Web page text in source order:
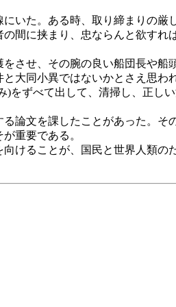
た。ある時、取り締まりの厳
間に挟まり、忠ならんと欲す
せ、その腕の良い船団長や船
大同小異ではないかとさえ思われ
ずべて出して、清掃し、正し
文を課したことがあった。そ
重要である。
ることが、国民と世界人類の